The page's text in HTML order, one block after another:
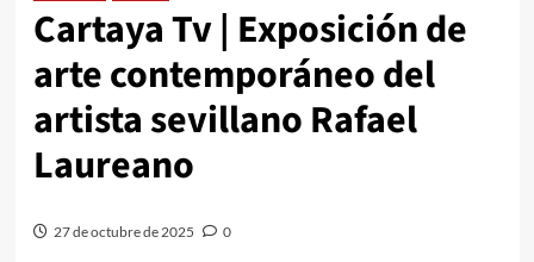
Cartaya Tv | Exposición de
arte contemporáneo del
artista sevillano Rafael
Laureano
27 de octubre de 2025 0